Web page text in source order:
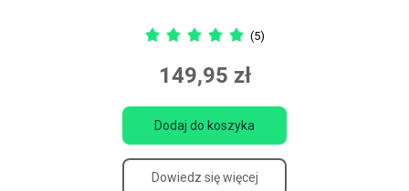
(5)
149,95 zł
Dodaj do koszyka
Dowiedz się więcej